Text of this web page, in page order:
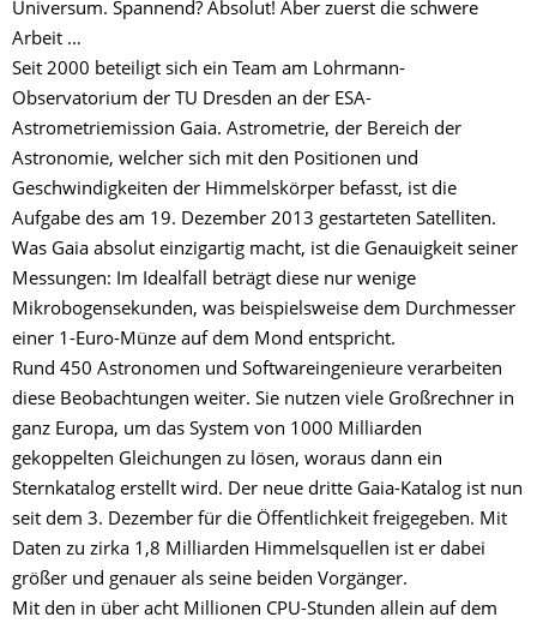
Universum. Spannend? Absolut! Aber zuerst die schwere
Arbeit …
Seit 2000 beteiligt sich ein Team am Lohrmann-
Observatorium der TU Dresden an der ESA-
Astrometriemission Gaia. Astrometrie, der Bereich der
Astronomie, welcher sich mit den Positionen und
Geschwindigkeiten der Himmelskörper befasst, ist die
Aufgabe des am 19. Dezember 2013 gestarteten Satelliten.
Was Gaia absolut einzigartig macht, ist die Genauigkeit seiner
Messungen: Im Idealfall beträgt diese nur wenige
Mikrobogensekunden, was beispielsweise dem Durchmesser
einer 1-Euro-Münze auf dem Mond entspricht.
Rund 450 Astronomen und Softwareingenieure verarbeiten
diese Beobachtungen weiter. Sie nutzen viele Großrechner in
ganz Europa, um das System von 1000 Milliarden
gekoppelten Gleichungen zu lösen, woraus dann ein
Sternkatalog erstellt wird. Der neue dritte Gaia-Katalog ist nun
seit dem 3. Dezember für die Öffentlichkeit freigegeben. Mit
Daten zu zirka 1,8 Milliarden Himmelsquellen ist er dabei
größer und genauer als seine beiden Vorgänger.
Mit den in über acht Millionen CPU-Stunden allein auf dem